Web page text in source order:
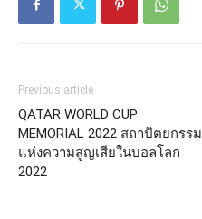
Previous article
QATAR WORLD CUP
MEMORIAL 2022 สถาปัตยกรรม
แห่งความสูญเสียในบอลโลก
2022